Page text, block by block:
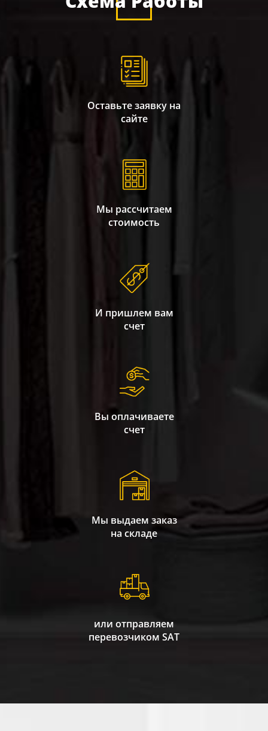
Оставьте заявку на
сайте
Мы рассчитаем
стоимость
И пришлем вам
счет
Вы оплачиваете
счет
Мы выдаем заказ
на складе
или отправляем
перевозчиком SAT